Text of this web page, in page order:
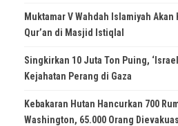
Muktamar V Wahdah Islamiyah
Qur’an di Masjid Istiqlal
Singkirkan 10 Juta Ton Puing,
Kejahatan Perang di Gaza
Kebakaran Hutan Hancurkan 700
Washington, 65.000 Orang